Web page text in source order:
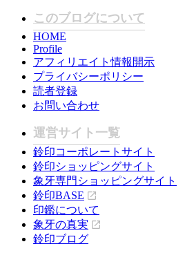
このブログについて
HOME
Profile
アフィリエイト情報開示
プライバシーポリシー
読者登録
お問い合わせ
運営サイト一覧
鈴印コーポレートサイト
鈴印ショッピングサイト
象牙専門ショッピングサイト
鈴印BASE
印鑑について
象牙の真実
鈴印ブログ